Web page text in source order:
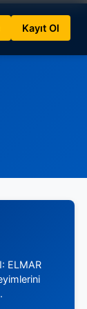
Kayıt Ol
ELMAR